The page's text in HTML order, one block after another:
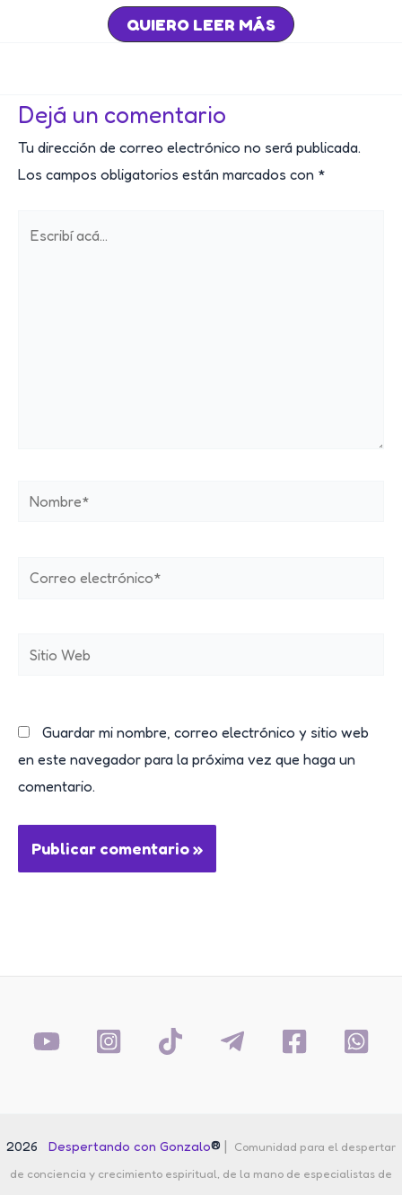
QUIERO LEER MÁS
navigation
Dejá un comentario
Tu dirección de correo electrónico no será publicada.
Los campos obligatorios están marcados con *
Nombre*
Correo
Sitio
Guardar mi nombre, correo electrónico y sitio web
en este navegador para la próxima vez que haga un
comentario.
2026 Despertando con Gonzalo® |
Comunidad para el despertar
de conciencia y crecimiento espiritual, de la mano de especialistas de